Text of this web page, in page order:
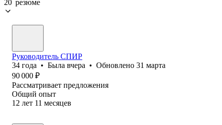
20 резюме
Руководитель СПИР
34 года • Была вчера • Обновлено 31 марта
90 000 ₽
Рассматривает предложения
Общий опыт
12 лет 11 месяцев